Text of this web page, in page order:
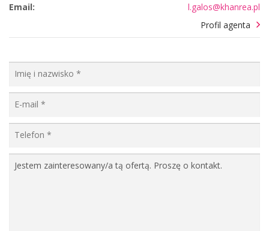
Email:
l.galos@khanrea.pl
Profil agenta